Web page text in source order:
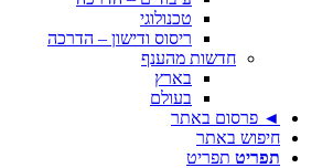
טכנולוגי
ריסוס ודישון – הדרכה
חדשות מהענף
בארץ
בעולם
◄ פרסום באתר
חיפוש באתר
תפריט תפריט